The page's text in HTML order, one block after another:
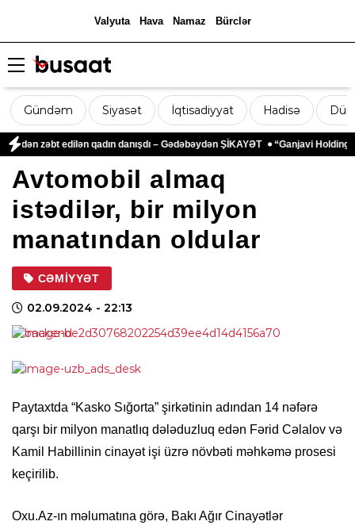
Valyuta Hava Namaz Bürclər
Gündəm Siyasət İqtisadiyyat Hadisə
zəbt edilən qadın danışdı – Gədəbəydən ŞİKAYƏT “Ganjavi Holding”
Avtomobil almaq
istədilər, bir milyon
manatından oldular
CƏMIYYƏT
02.09.2024 - 22:13
Paytaxtda “Kasko Sığorta” şirkətinin adından 14 nəfərə
qarşı bir milyon manatlıq dələduzluq edən Fərid Cəlalov və
Kamil Habillinin cinayət işi üzrə növbəti məhkəmə prosesi
keçirilib.
Oxu.Az-ın məlumatına görə, Bakı Ağır Cinayətlər